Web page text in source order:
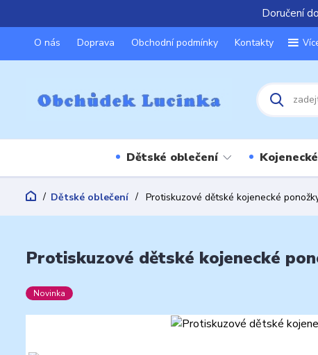
Doručení
O nás Doprava Obchodní podmínky Kontakty
Dětské oblečení
Dětské oblečení Protiskuzové dětské kojenecké
Protiskuzové dětské kojenecké
Novinka